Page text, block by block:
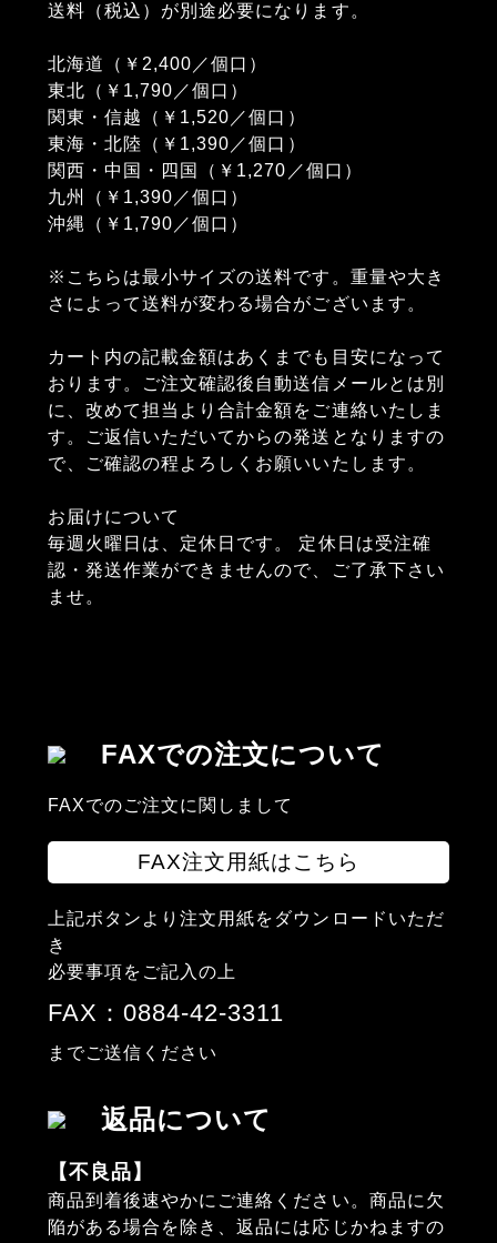
送料（税込）が別途必要になります。
北海道（￥2,400／個口）
東北（￥1,790／個口）
関東・信越（￥1,520／個口）
東海・北陸（￥1,390／個口）
関西・中国・四国（￥1,270／個口）
九州（￥1,390／個口）
沖縄（￥1,790／個口）
※こちらは最小サイズの送料です。重量や大き
さによって送料が変わる場合がございます。
カート内の記載金額はあくまでも目安になって
おります。ご注文確認後自動送信メールとは別
に、改めて担当より合計金額をご連絡いたしま
す。ご返信いただいてからの発送となりますの
で、ご確認の程よろしくお願いいたします。
お届けについて
毎週火曜日は、定休日です。 定休日は受注確
認・発送作業ができませんので、ご了承下さい
ませ。
FAXでの注文について
FAXでのご注文に関しまして
FAX注文用紙はこちら
上記ボタンより注文用紙をダウンロードいただ
き
必要事項をご記入の上
FAX：0884-42-3311
までご送信ください
返品について
【不良品】
商品到着後速やかにご連絡ください。商品に欠
陥がある場合を除き、返品には応じかねますの